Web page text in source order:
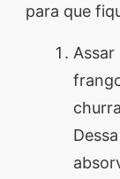
para que